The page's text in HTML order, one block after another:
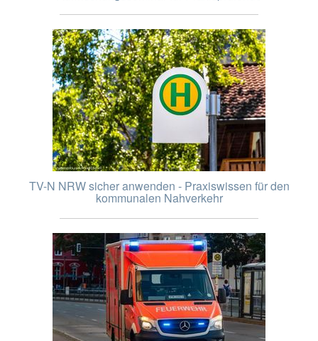
TV-N NRW sicher anwenden - Praxiswissen für den
kommunalen Nahverkehr